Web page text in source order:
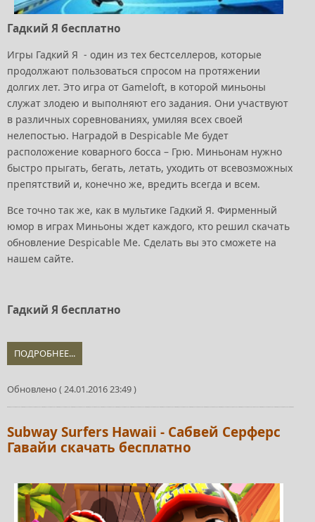
Гадкий Я бесплатно
Игры Гадкий Я - один из тех бестселлеров, которые
продолжают пользоваться спросом на протяжении
долгих лет. Это игра от Gameloft, в которой миньоны
служат злодею и выполняют его задания. Они участвуют
в различных соревнованиях, умиляя всех своей
нелепостью. Наградой в Despicable Me будет
расположение коварного босса – Грю. Миньонам нужно
быстро прыгать, бегать, летать, уходить от всевозможных
препятствий и, конечно же, вредить всегда и всем.
Все точно так же, как в мультике Гадкий Я. Фирменный
юмор в играх Миньоны ждет каждого, кто решил скачать
обновление Despicable Me. Сделать вы это сможете на
нашем сайте.
Гадкий Я бесплатно
ПОДРОБНЕЕ...
Обновлено ( 24.01.2016 23:49 )
Subway Surfers Hawaii - Сабвей Серферс
Гавайи скачать бесплатно